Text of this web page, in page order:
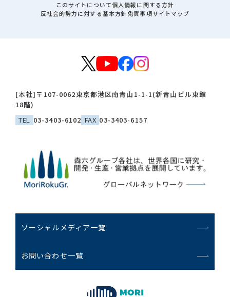
[本社] 〒107-0062東京都港区南青山1-1-1(新青山ビル東館
18階)
TEL 03-3403-6102 FAX 03-3403-6157
ソーシャルメディア一覧
お問い合わせ一覧
このサイトについて個人情報に関する方針
反社会的勢力に対する基本方針免責事項サイトマップ